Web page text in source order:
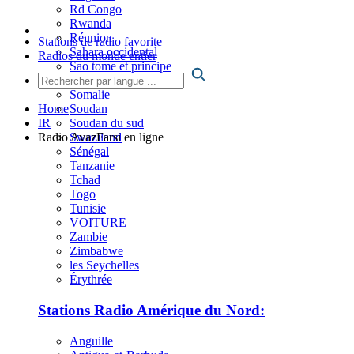
Rd Congo
Rwanda
Réunion
Sahara occidental
Sao tome et principe
Sierra Leone
Somalie
Soudan
Soudan du sud
Swaziland
Sénégal
Tanzanie
Tchad
Togo
Tunisie
VOITURE
Zambie
Zimbabwe
les Seychelles
Érythrée
Stations Radio Amérique du Nord:
Anguille
Stations de radio favorite
Radios du monde entier
Home
IR
Radio AvazFarsi en ligne